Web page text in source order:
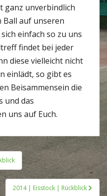
ganz unverbindlich
Ball auf unseren
einfach so zu uns
findet bei jeder
diese vielleicht nicht
einlädt, so gibt es
Beisammensein die
und das
uns auf Euch.
2014 | Eisstock | Rückblick